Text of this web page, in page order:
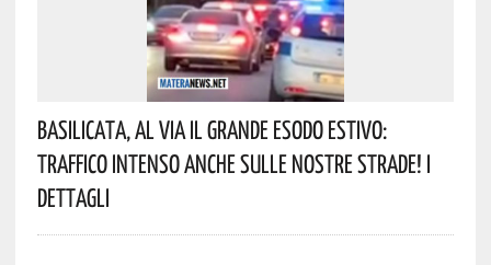
Basilicata, Al Via Il Grande Esodo Estivo:
Traffico Intenso Anche Sulle Nostre Strade! I
Dettagli